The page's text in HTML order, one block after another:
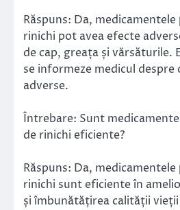
Răspuns: Da,
rinichi pot avea efecte
de cap, greața și vărsăturile.
se informeze medicul despre
adverse.
Întrebare: Sunt
de rinichi eficiente?
Răspuns: Da,
rinichi sunt eficiente în
și îmbunătățirea calității